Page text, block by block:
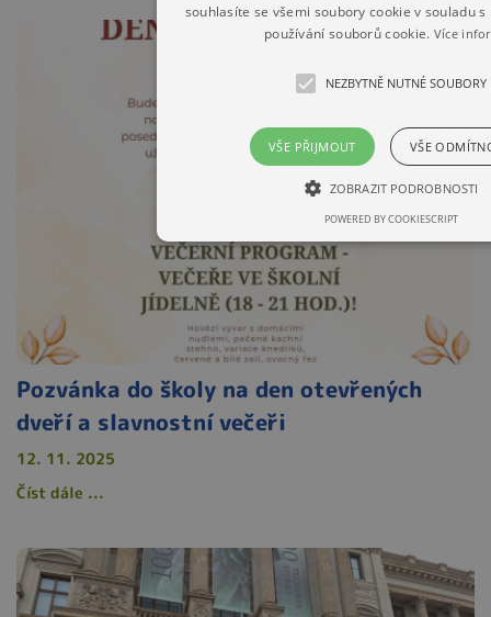
Pozvánka do školy na den otevřených
dveří a slavnostní večeři
12. 11. 2025
Číst dále ...
souhlasíte se všemi soubory cookie v souladu
používání souborů cookie. Více
NEZBYTNĚ NUTNÉ SOUBORY
VŠE PŘIJMOUT VŠE
ZOBRAZIT PODROBNOSTI
POWERED BY COOKIESCRIPT